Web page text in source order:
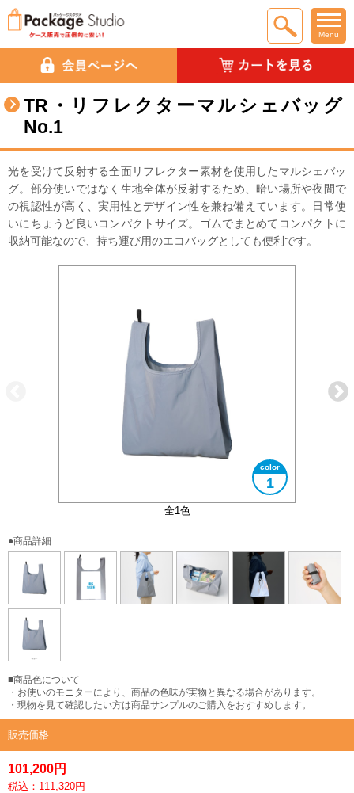
Menu
TR・リフレクターマルシェバッグ
No.1
光を受けて反射する全面リフレクター素材を使用したマルシェバッ
グ。部分使いではなく生地全体が反射するため、暗い場所や夜間で
の視認性が高く、実用性とデザイン性を兼ね備えています。 日常使
いにちょうど良いコンパクトサイズ。ゴムでまとめてコンパクトに
収納可能なので、持ち運び用のエコバッグとしても便利です。
全1色
1
B5サイズ対応
大きさイメージ
使用イメージ
暗いところで光が当たると反射します
コンパクトにまとめることができます
●商品詳細
■商品色について
・お使いのモニターにより、商品の色味が実物と異なる場合があります。
・現物を見て確認したい方は商品サンプルのご購入をおすすめします。
販売価格
101,200円
税込：111,320円